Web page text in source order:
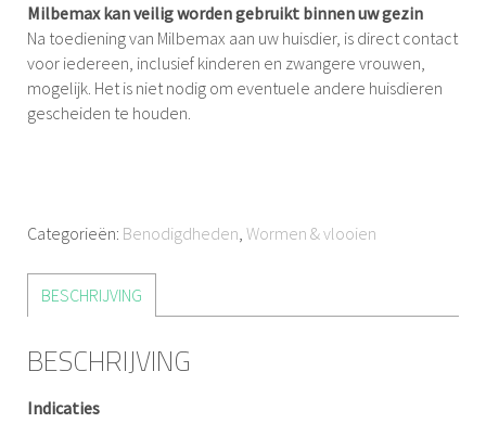
Milbemax kan veilig worden gebruikt binnen uw gezin
Na toediening van Milbemax aan uw huisdier, is direct contact
voor iedereen, inclusief kinderen en zwangere vrouwen,
mogelijk. Het is niet nodig om eventuele andere huisdieren
gescheiden te houden.
Categorieën: Benodigdheden Wormen & vlooien
BESCHRIJVING
BESCHRIJVING
Indicaties